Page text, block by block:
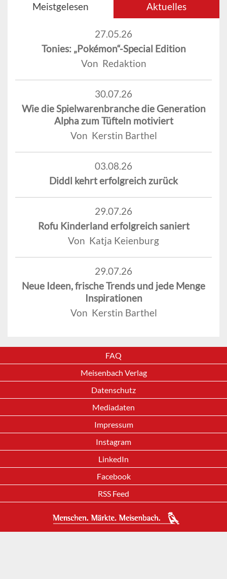
Meistgelesen Aktuelles
27.05.26
Tonies: „Pokémon“-Special Edition
Von Redaktion
30.07.26
Wie die Spielwarenbranche die Generation
Alpha zum Tüfteln motiviert
Von Kerstin Barthel
03.08.26
Diddl kehrt erfolgreich zurück
29.07.26
Rofu Kinderland erfolgreich saniert
Von Katja Keienburg
29.07.26
Neue Ideen, frische Trends und jede Menge
Inspirationen
Von Kerstin Barthel
FAQ
Meisenbach Verlag
Datenschutz
Mediadaten
Impressum
Instagram
LinkedIn
Facebook
RSS Feed